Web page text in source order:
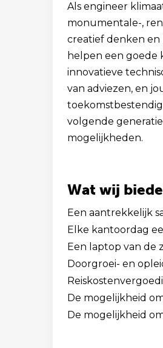
Als engineer
monumentale-,
creatief denken en
helpen een goede
innovatieve
van adviezen, en
volgende
mogelijkheden.
Wat wij
Een aantrekkelijk
Elke kantoordag
Een laptop van de
Doorgroei- en
De mogelijkheid
De mogelijkheid